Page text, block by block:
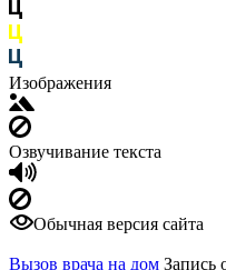
Изображения
Озвучивание текста
Обычная версия сайта
Вызов врача на дом Запись